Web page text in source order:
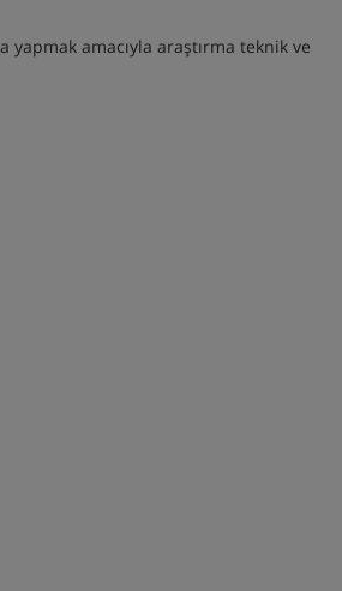
amacıyla araştırma teknik ve